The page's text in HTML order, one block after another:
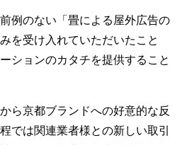
例のない「畳による屋外広告の
を受け入れていただいたこと
ションのカタチを提供すること
ら京都ブランドへの好意的な反
では関連業者様との新しい取引